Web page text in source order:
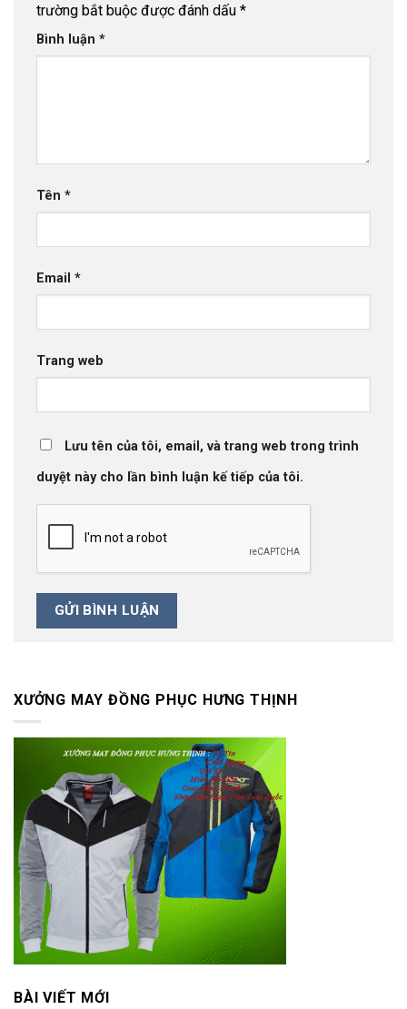
trường bắt buộc được đánh dấu *
Bình luận *
Tên *
Email *
Trang web
Lưu tên của tôi, email, và trang web trong trình
duyệt này cho lần bình luận kế tiếp của tôi.
XƯỞNG MAY ĐỒNG PHỤC HƯNG THỊNH
BÀI VIẾT MỚI